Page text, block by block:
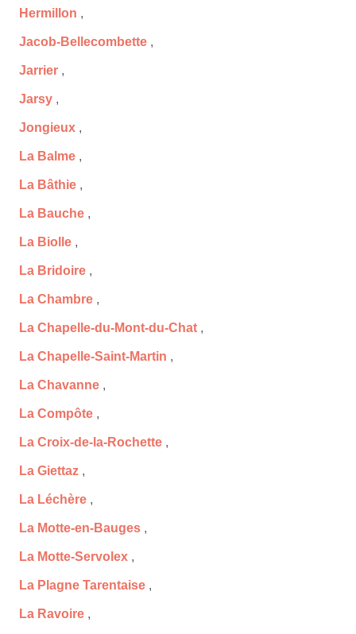
Hermillon ,
Jacob-Bellecombette ,
Jarrier ,
Jarsy ,
Jongieux ,
La Balme ,
La Bâthie ,
La Bauche ,
La Biolle ,
La Bridoire ,
La Chambre ,
La Chapelle-du-Mont-du-Chat ,
La Chapelle-Saint-Martin ,
La Chavanne ,
La Compôte ,
La Croix-de-la-Rochette ,
La Giettaz ,
La Léchère ,
La Motte-en-Bauges ,
La Motte-Servolex ,
La Plagne Tarentaise ,
La Ravoire ,